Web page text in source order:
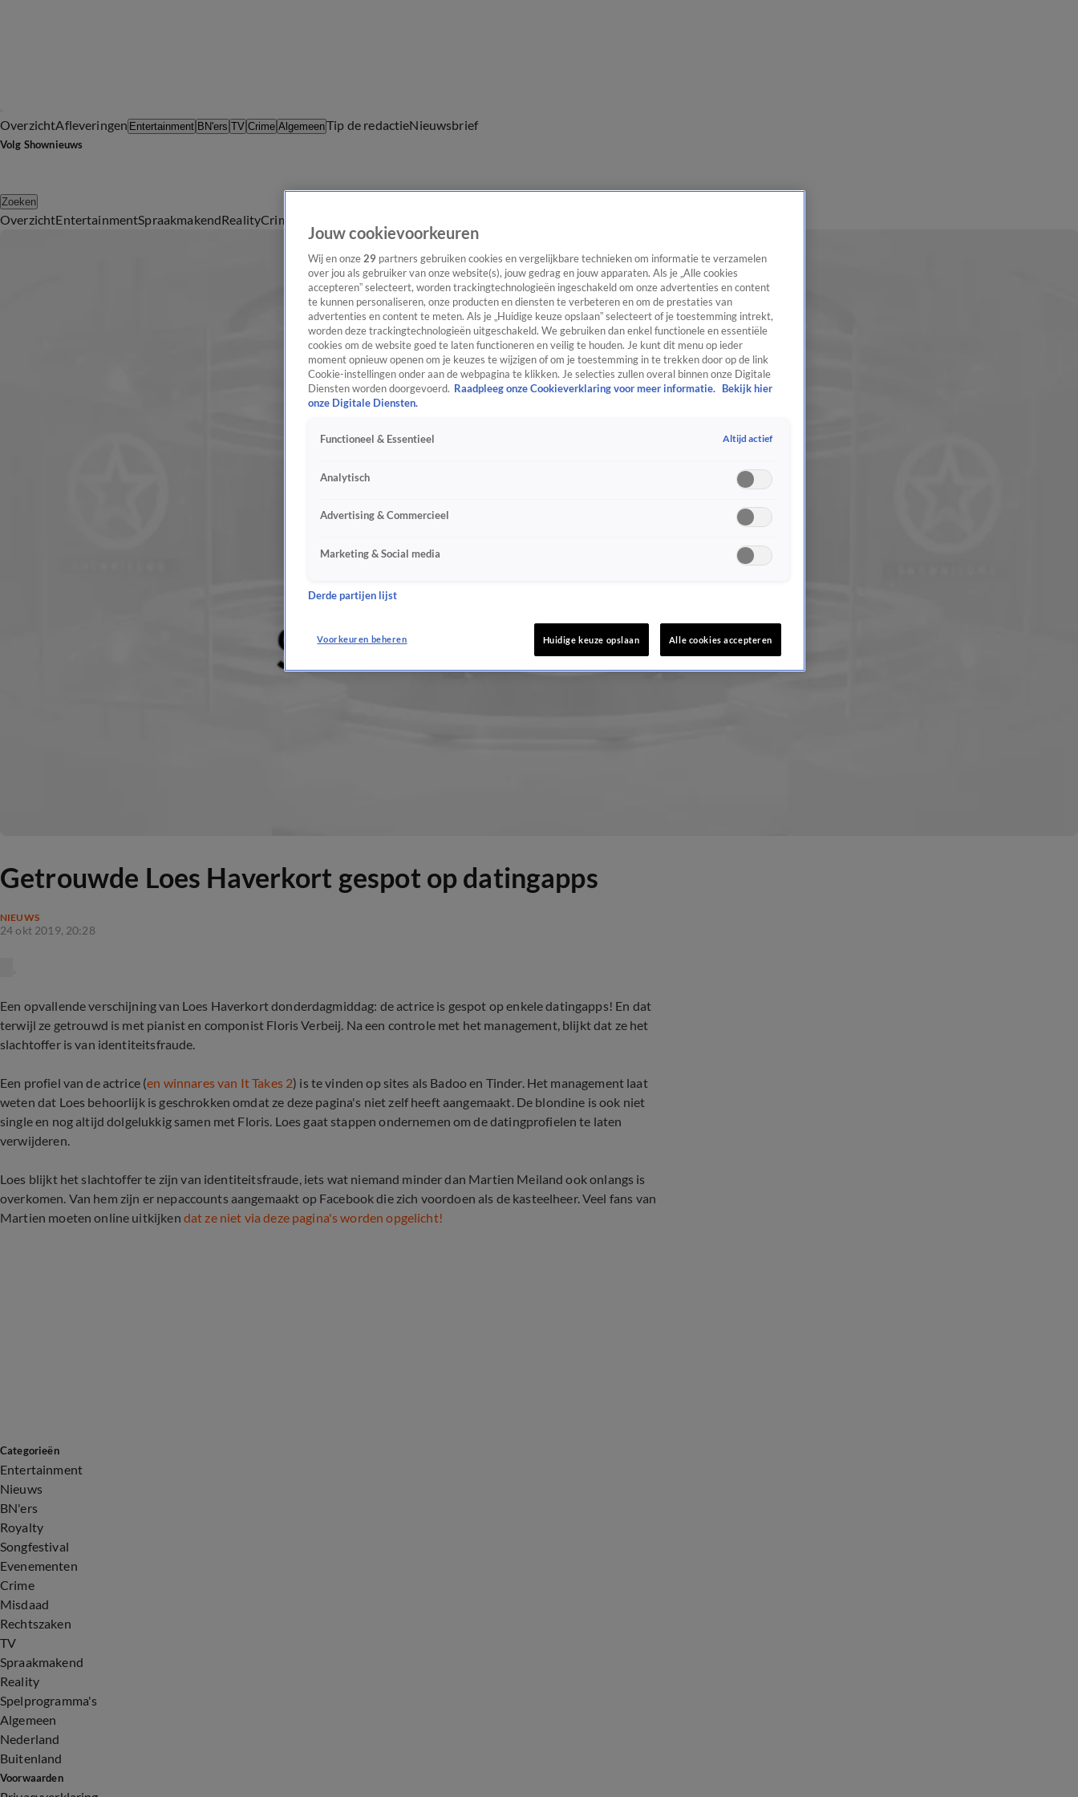
OverzichtAfleveringen Entertainment BN'ers TV Crime AlgemeenTip de redactieNieuwsbrief
Volg Shownieuws
Zoeken
OverzichtEntertainmentSpraakmakendRealityCrime
Getrouwde Loes Haverkort gespot op datingapps
NIEUWS
24 okt 2019, 20:28
Een opvallende verschijning van Loes Haverkort donderdagmiddag: de actrice is gespot op enkele datingapps! En dat
terwijl ze getrouwd is met pianist en componist Floris Verbeij. Na een controle met het management, blijkt dat ze het
slachtoffer is van identiteitsfraude.
Een profiel van de actrice (en winnares van It Takes 2) is te vinden op sites als Badoo en Tinder. Het management laat
weten dat Loes behoorlijk is geschrokken omdat ze deze pagina's niet zelf heeft aangemaakt. De blondine is ook niet
single en nog altijd dolgelukkig samen met Floris. Loes gaat stappen ondernemen om de datingprofielen te laten
verwijderen.
Loes blijkt het slachtoffer te zijn van identiteitsfraude, iets wat niemand minder dan Martien Meiland ook onlangs is
overkomen. Van hem zijn er nepaccounts aangemaakt op Facebook die zich voordoen als de kasteelheer. Veel fans van
Martien moeten online uitkijken dat ze niet via deze pagina's worden opgelicht!
Categorieën
Entertainment
Nieuws
BN'ers
Royalty
Songfestival
Evenementen
Crime
Misdaad
Rechtszaken
TV
Spraakmakend
Reality
Spelprogramma's
Algemeen
Nederland
Buitenland
Voorwaarden
Jouw cookievoorkeuren
Wij en onze 29 partners gebruiken cookies en vergelijkbare technieken om informatie te verzamelen
over jou als gebruiker van onze website(s), jouw gedrag en jouw apparaten. Als je „Alle cookies
accepteren” selecteert, worden trackingtechnologieën ingeschakeld om onze advertenties en content
te kunnen personaliseren, onze producten en diensten te verbeteren en om de prestaties van
advertenties en content te meten. Als je „Huidige keuze opslaan” selecteert of je toestemming intrekt,
worden deze trackingtechnologieën uitgeschakeld. We gebruiken dan enkel functionele en essentiële
cookies om de website goed te laten functioneren en veilig te houden. Je kunt dit menu op ieder
moment opnieuw openen om je keuzes te wijzigen of om je toestemming in te trekken door op de link
Cookie-instellingen onder aan de webpagina te klikken. Je selecties zullen overal binnen onze Digitale
Diensten worden doorgevoerd. Raadpleeg onze Cookieverklaring voor meer informatie.
Bekijk hier
onze Digitale Diensten.
Functioneel & Essentieel Altijd actief
Analytisch
Advertising & Commercieel
Marketing & Social media
Derde partijen lijst
Voorkeuren beheren Huidige keuze opslaan Alle cookies accepteren